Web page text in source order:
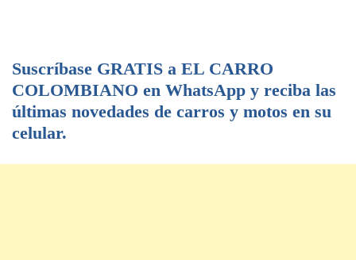
Suscríbase GRATIS a EL CARRO
COLOMBIANO en WhatsApp y reciba las
últimas novedades de carros y motos en su
celular.